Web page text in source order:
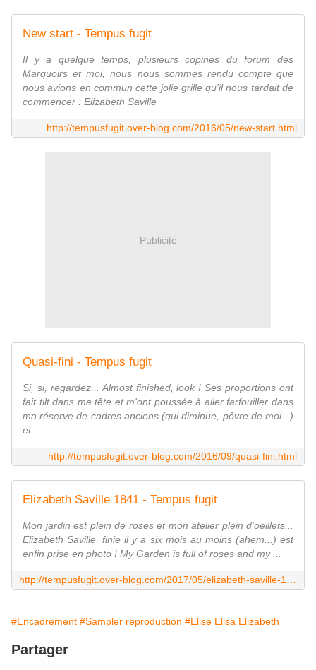
New start - Tempus fugit
Il y a quelque temps, plusieurs copines du forum des
Marquoirs et moi, nous nous sommes rendu compte que
nous avions en commun cette jolie grille qu'il nous tardait de
commencer : Elizabeth Saville
http://tempusfugit.over-blog.com/2016/05/new-start.html
Publicité
Quasi-fini - Tempus fugit
Si, si, regardez... Almost finished, look ! Ses proportions ont
fait tilt dans ma tête et m'ont poussée à aller farfouiller dans
ma réserve de cadres anciens (qui diminue, pôvre de moi...)
et ...
http://tempusfugit.over-blog.com/2016/09/quasi-fini.html
Elizabeth Saville 1841 - Tempus fugit
Mon jardin est plein de roses et mon atelier plein d'oeillets...
Elizabeth Saville, finie il y a six mois au moins (ahem...) est
enfin prise en photo ! My Garden is full of roses and my ...
#Encadrement #Sampler reproduction #Elise Elisa Elizabeth
Partager